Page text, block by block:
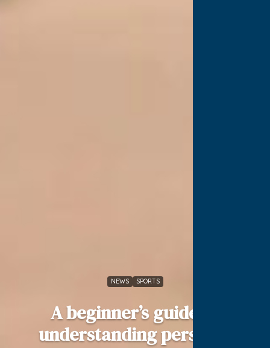
NEWS SPORTS
A beginner’s guide to
understanding personal